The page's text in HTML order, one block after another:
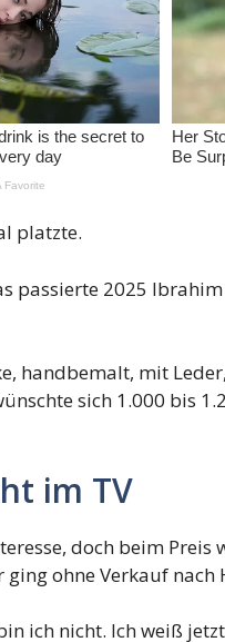
platzte.
passierte 2025
handbemalt, mit
sich 1.000 bis
im TV
doch beim Preis
ohne Verkauf nach
ich nicht. Ich weiß